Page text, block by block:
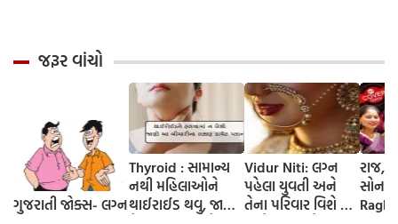
જરૂર વાંચો
ગુજરાતી જોક્સ- લગ્ન
Thyroid : સામાન્ય
નથી મહિલાઓને
થાઈરાઈડ થવુ, જાણો
Vidur Niti: લગ્ન
પહેલા યુવતી અને
તેના પરિવાર વિશે કંઈ
રાજ,